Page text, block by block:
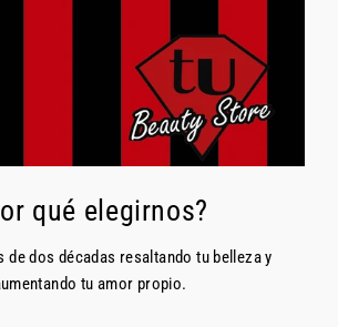
qué elegirnos?
de dos décadas resaltando tu belleza y
tu amor propio.